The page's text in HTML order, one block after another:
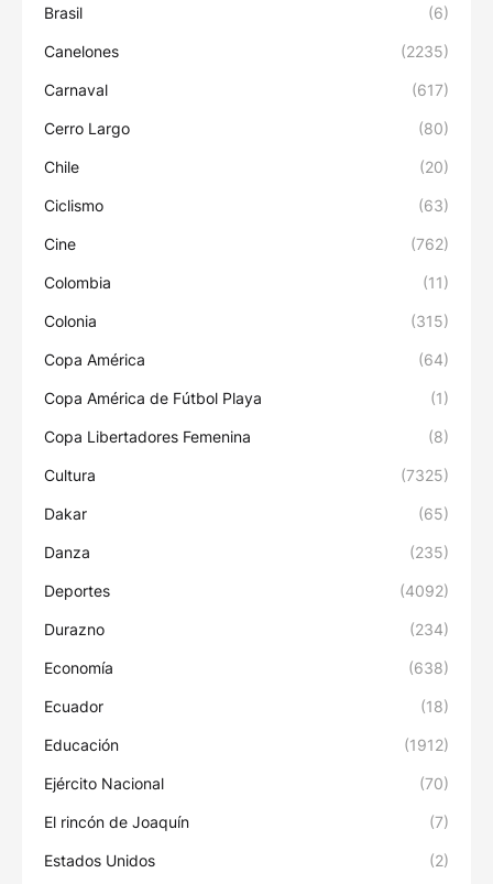
Brasil (6)
Canelones (2235)
Carnaval (617)
Cerro Largo (80)
Chile (20)
Ciclismo (63)
Cine (762)
Colombia (11)
Colonia (315)
Copa América (64)
Copa América de Fútbol Playa (1)
Copa Libertadores Femenina (8)
Cultura (7325)
Dakar (65)
Danza (235)
Deportes (4092)
Durazno (234)
Economía (638)
Ecuador (18)
Educación (1912)
Ejército Nacional (70)
El rincón de Joaquín (7)
Estados Unidos (2)